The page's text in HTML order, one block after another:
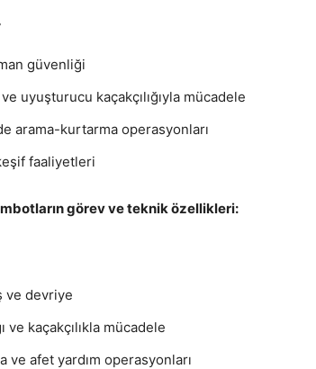
güvenliği
uyuşturucu kaçakçılığıyla mücadele
arama-kurtarma operasyonları
faaliyetleri
görev ve teknik özellikleri:
ve devriye
ve kaçakçılıkla mücadele
ve afet yardım operasyonları